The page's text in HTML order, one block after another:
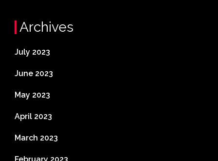
Archives
July 2023
June 2023
May 2023
April 2023
March 2023